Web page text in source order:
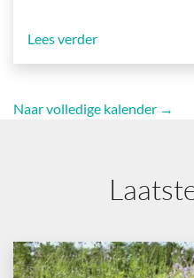
Lees verder
Naar volledige kalender →